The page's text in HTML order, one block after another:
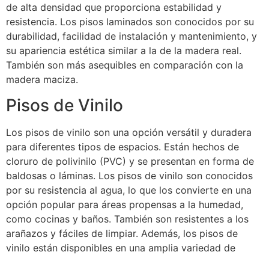
de alta densidad que proporciona estabilidad y
resistencia. Los pisos laminados son conocidos por su
durabilidad, facilidad de instalación y mantenimiento, y
su apariencia estética similar a la de la madera real.
También son más asequibles en comparación con la
madera maciza.
Pisos de Vinilo
Los pisos de vinilo son una opción versátil y duradera
para diferentes tipos de espacios. Están hechos de
cloruro de polivinilo (PVC) y se presentan en forma de
baldosas o láminas. Los pisos de vinilo son conocidos
por su resistencia al agua, lo que los convierte en una
opción popular para áreas propensas a la humedad,
como cocinas y baños. También son resistentes a los
arañazos y fáciles de limpiar. Además, los pisos de
vinilo están disponibles en una amplia variedad de